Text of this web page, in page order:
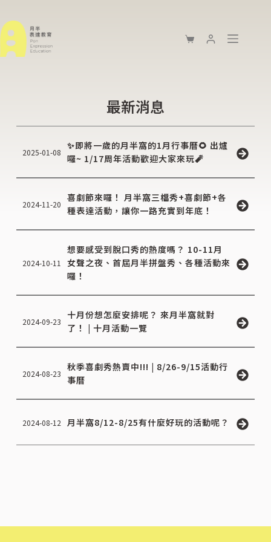
最新消息
2025-01-08
✨即將一歲的月半窩的1月行事曆🌻 出爐
囉~ 1/17周年活動歡迎大家來玩🧨
2024-11-20
喜劇節來囉！ 月半窩三檔秀+喜劇節+各
種表達活動，讓你一路充實到年底！
2024-10-11
想要感受到脫口秀的熱度嗎？ 10-11月
女聲之夜、首屆月半拼盤秀、各種活動來
囉！
2024-09-23
十月份想怎麼安排呢？ 來月半窩就對
了！ | 十月活動一覽
2024-08-23
秋季喜劇秀熱賣中!!! | 8/26-9/15活動行
事曆
2024-08-12 月半窩8/12-8/25有什麼好玩的活動呢？